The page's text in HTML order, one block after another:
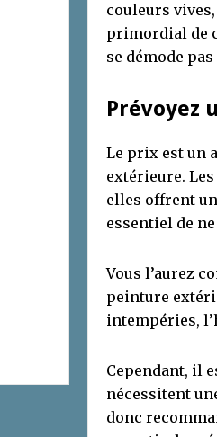
couleurs
primordial de
se démode
Prévoyez
Le prix est un
extérieure.
elles offrent
essentiel de
Vous l’aurez
peinture
intempéries,
Cependant, il
nécessitent
donc